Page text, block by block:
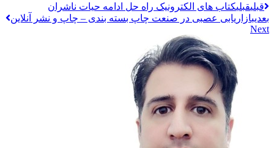
قبليقبلیکتاب های الکترونیک راه حل ادامه حیات ناشران
بعدیبازاریابی عصبی در صنعت چاپ بسته‌ بندی – چاپ و نشر آنلاین
Next